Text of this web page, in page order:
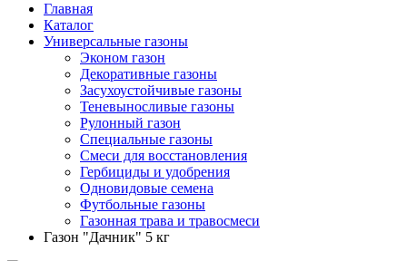
Главная
Каталог
Универсальные газоны
Эконом газон
Декоративные газоны
Засухоустойчивые газоны
Теневыносливые газоны
Рулонный газон
Специальные газоны
Смеси для восстановления
Гербициды и удобрения
Одновидовые семена
Футбольные газоны
Газонная трава и травосмеси
Газон "Дачник" 5 кг